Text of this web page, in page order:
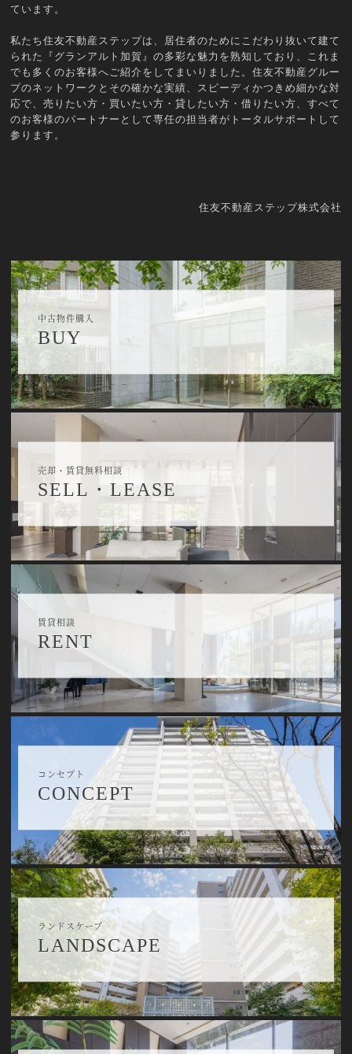
ています。
私たち住友不動産ステップは、居住者のためにこだわり抜いて建て
られた『グランアルト加賀』の多彩な魅力を熟知しており、これま
でも多くのお客様へご紹介をしてまいりました。住友不動産グルー
プのネットワークとその確かな実績、スピーディかつきめ細かな対
応で、売りたい方・買いたい方・貸したい方・借りたい方、すべて
のお客様のパートナーとして専任の担当者がトータルサポートして
参ります。
住友不動産ステップ株式会社
中古物件購入
BUY
売却・賃貸無料相談
SELL・LEASE
賃貸相談
RENT
コンセプト
CONCEPT
ランドスケープ
LANDSCAPE